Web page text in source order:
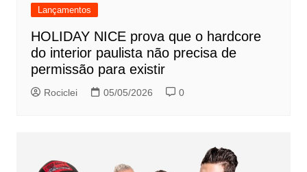
Lançamentos
HOLIDAY NICE prova que o hardcore
do interior paulista não precisa de
permissão para existir
Rociclei 05/05/2026 0